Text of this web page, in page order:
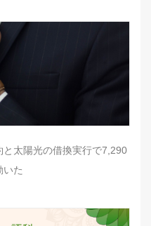
太陽光の借換実行で7,290
いた